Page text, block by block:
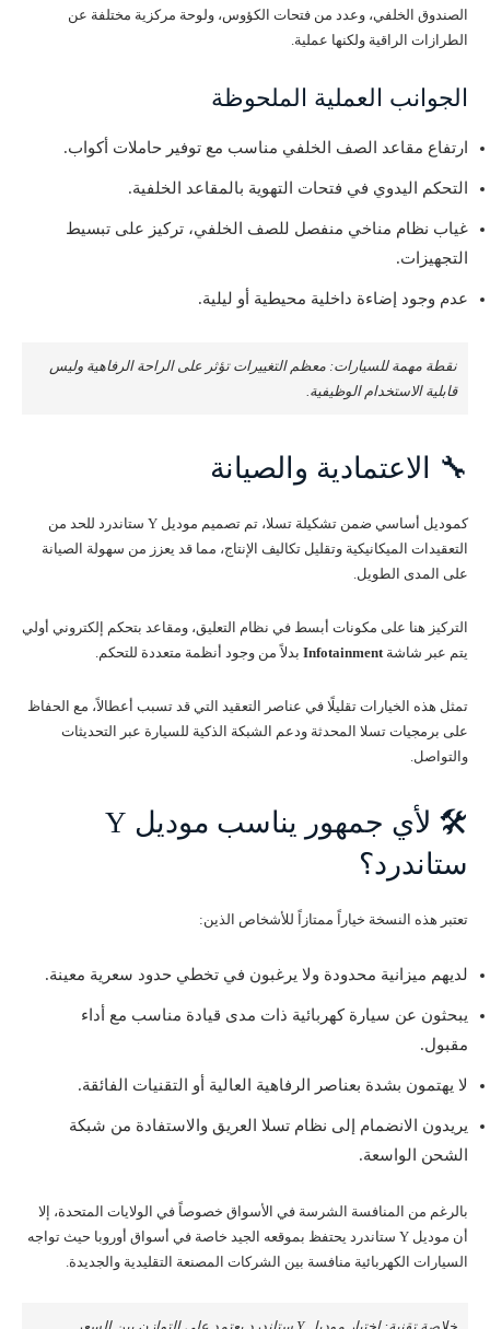
الصندوق الخلفي، وعدد من فتحات الكؤوس، ولوحة مركزية مختلفة عن
الطرازات الراقية ولكنها عملية.
الجوانب العملية الملحوظة
ارتفاع مقاعد الصف الخلفي مناسب مع توفير حاملات أكواب.
التحكم اليدوي في فتحات التهوية بالمقاعد الخلفية.
غياب نظام مناخي منفصل للصف الخلفي، تركيز على تبسيط
التجهيزات.
عدم وجود إضاءة داخلية محيطية أو ليلية.
نقطة مهمة للسيارات: معظم التغييرات تؤثر على الراحة الرفاهية وليس
قابلية الاستخدام الوظيفية.
🔧 الاعتمادية والصيانة
كموديل أساسي ضمن تشكيلة تسلا، تم تصميم موديل Y ستاندرد للحد من
التعقيدات الميكانيكية وتقليل تكاليف الإنتاج، مما قد يعزز من سهولة الصيانة
على المدى الطويل.
التركيز هنا على مكونات أبسط في نظام التعليق، ومقاعد بتحكم إلكتروني أولي
يتم عبر شاشة Infotainment بدلاً من وجود أنظمة متعددة للتحكم.
تمثل هذه الخيارات تقليلًا في عناصر التعقيد التي قد تسبب أعطالاً، مع الحفاظ
على برمجيات تسلا المحدثة ودعم الشبكة الذكية للسيارة عبر التحديثات
والتواصل.
🛠️ لأي جمهور يناسب موديل Y
ستاندرد؟
تعتبر هذه النسخة خياراً ممتازاً للأشخاص الذين:
لديهم ميزانية محدودة ولا يرغبون في تخطي حدود سعرية معينة.
يبحثون عن سيارة كهربائية ذات مدى قيادة مناسب مع أداء
مقبول.
لا يهتمون بشدة بعناصر الرفاهية العالية أو التقنيات الفائقة.
يريدون الانضمام إلى نظام تسلا العريق والاستفادة من شبكة
الشحن الواسعة.
بالرغم من المنافسة الشرسة في الأسواق خصوصاً في الولايات المتحدة، إلا
أن موديل Y ستاندرد يحتفظ بموقعه الجيد خاصة في أسواق أوروبا حيث تواجه
السيارات الكهربائية منافسة بين الشركات المصنعة التقليدية والجديدة.